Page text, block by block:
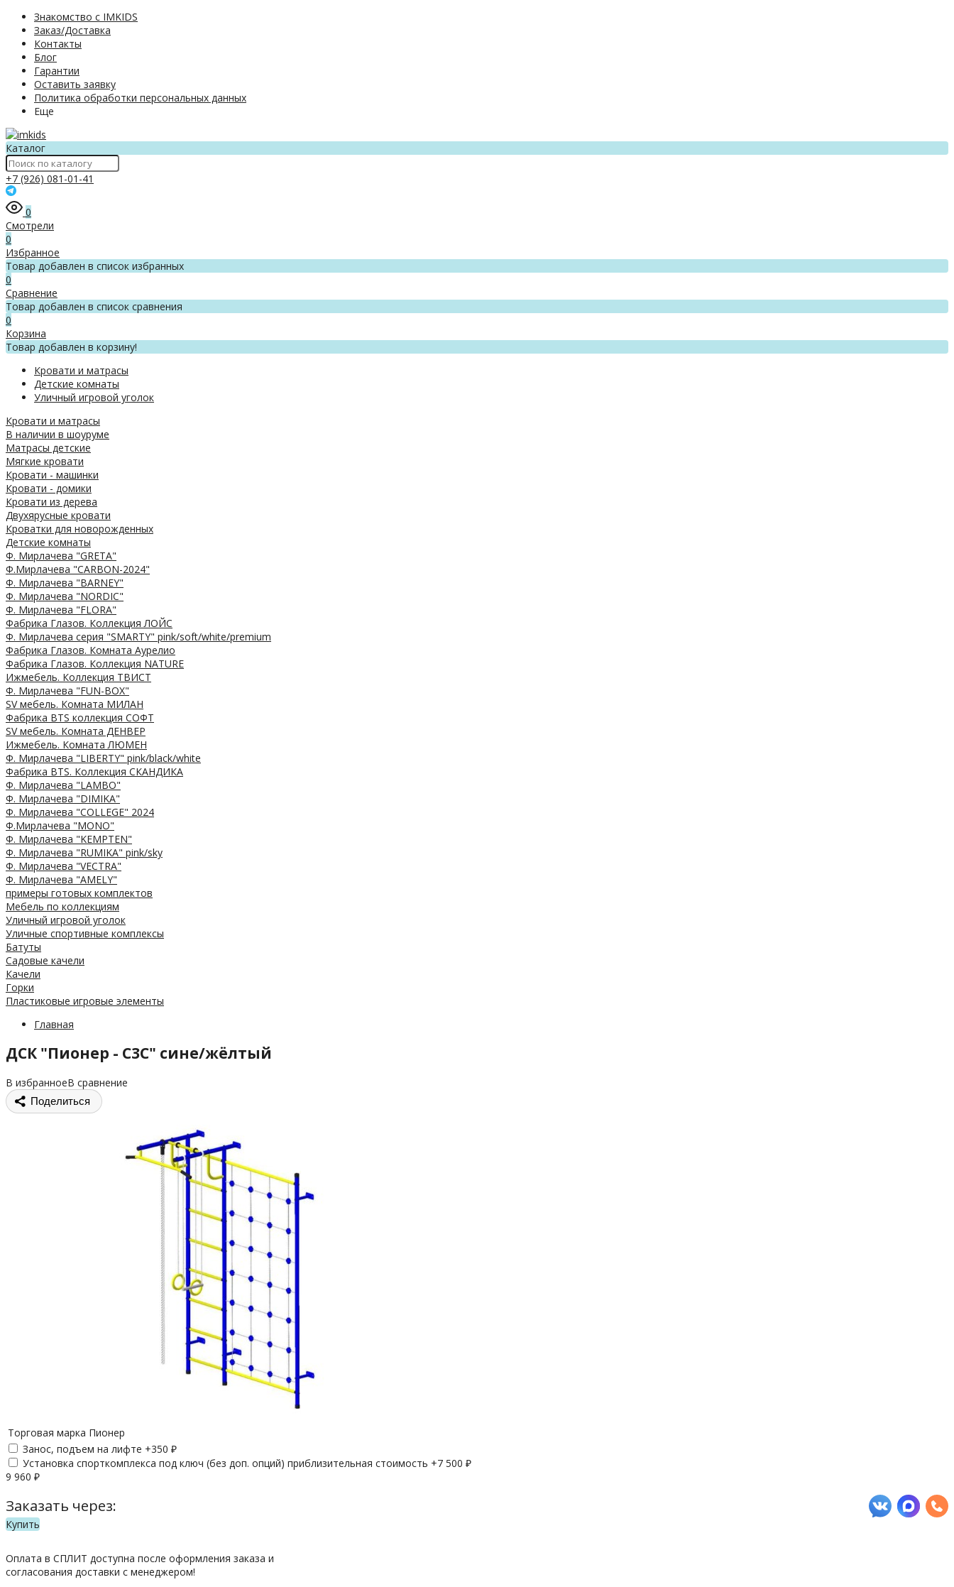
Знакомство с IMKIDS
Заказ/Доставка
Контакты
Блог
Гарантии
Оставить заявку
Политика обработки персональных данных
Еще
Каталог
+7 (926) 081-01-41
0
Смотрели
0
Избранное
Товар добавлен в список избранных
0
Сравнение
Товар добавлен в список сравнения
0
Корзина
Товар добавлен в корзину!
Кровати и матрасы
Детские комнаты
Уличный игровой уголок
Кровати и матрасы
В наличии в шоуруме
Матрасы детские
Мягкие кровати
Кровати - машинки
Кровати - домики
Кровати из дерева
Двухярусные кровати
Кроватки для новорожденных
Детские комнаты
Ф. Мирлачева "GRETA"
Ф.Мирлачева "CARBON-2024"
Ф. Мирлачева "BARNEY"
Ф. Мирлачева "NORDIC"
Ф. Мирлачева "FLORA"
Фабрика Глазов. Коллекция ЛОЙС
Ф. Мирлачева серия "SMARTY" pink/soft/white/premium
Фабрика Глазов. Комната Аурелио
Фабрика Глазов. Коллекция NATURE
Ижмебель. Коллекция ТВИСТ
Ф. Мирлачева "FUN-BOX"
SV мебель. Комната МИЛАН
Фабрика BTS коллекция СОФТ
SV мебель. Комната ДЕНВЕР
Ижмебель. Комната ЛЮМЕН
Ф. Мирлачева "LIBERTY" pink/black/white
Фабрика BTS. Коллекция СКАНДИКА
Ф. Мирлачева "LAMBO"
Ф. Мирлачева "DIMIKA"
Ф. Мирлачева "COLLEGE" 2024
Ф.Мирлачева "MONO"
Ф. Мирлачева "KEMPTEN"
Ф. Мирлачева "RUMIKA" pink/sky
Ф. Мирлачева "VECTRA"
Ф. Мирлачева "AMELY"
примеры готовых комплектов
Мебель по коллекциям
Уличный игровой уголок
Уличные спортивные комплексы
Батуты
Садовые качели
Качели
Горки
Пластиковые игровые элементы
Главная
ДСК "Пионер - С3С" сине/жёлтый
В избранноеВ сравнение
Поделиться
Торговая марка Пионер
Занос, подъем на лифте +350 ₽
Установка спорткомплекса под ключ (без доп. опций) приблизительная стоимость +7 500 ₽
9 960 ₽
Заказать через:
Купить
Оплата в СПЛИТ доступна после оформления заказа и
согласования доставки с менеджером!